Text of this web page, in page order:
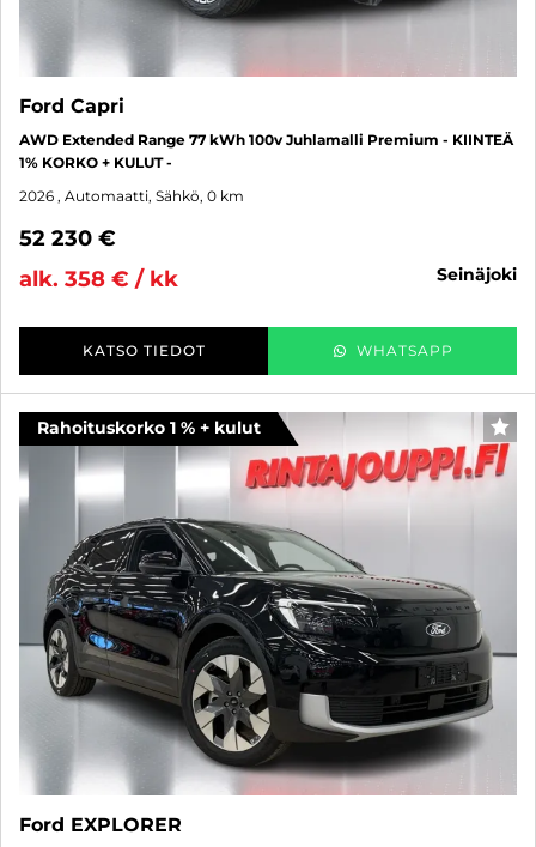
Ford Capri
AWD Extended Range 77 kWh 100v Juhlamalli Premium - KIINTEÄ
1% KORKO + KULUT -
2026 , Automaatti, Sähkö, 0 km
52 230 €
alk. 358 € / kk
seinäjoki
KATSO TIEDOT WHATSAPP
Rahoituskorko 1 % + kulut
Ford EXPLORER